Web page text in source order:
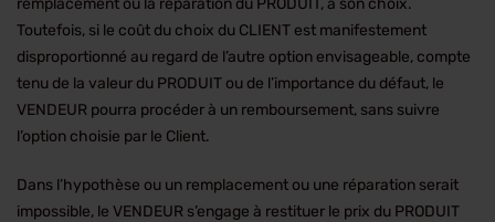
remplacement ou la réparation du PRODUIT, à son choix.
Toutefois, si le coût du choix du CLIENT est manifestement
disproportionné au regard de l’autre option envisageable, compte
tenu de la valeur du PRODUIT ou de l’importance du défaut, le
VENDEUR pourra procéder à un remboursement, sans suivre
l’option choisie par le Client.
Dans l’hypothèse ou un remplacement ou une réparation serait
impossible, le VENDEUR s’engage à restituer le prix du PRODUIT